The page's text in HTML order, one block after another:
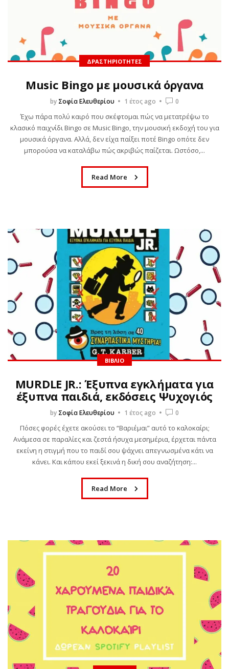
ΔΡΑΣΤΗΡΙΌΤΗΤΕΣ
Music Bingo με μουσικά όργανα
by Σοφία Ελευθερίου 1 έτος ago 0
Έχω πάρα πολύ καιρό που σκέφτομαι πώς να μετατρέψω το
κλασικό παιχνίδι Bingo σε Music Bingo, την μουσική εκδοχή του για
μουσικά όργανα. Αλλά, δεν είχα παίξει ποτέ Bingo οπότε δεν
μπορούσα να καταλάβω πώς ακριβώς παίζεται. Ωστόσο,...
Read More
ΒΙΒΛΊΟ
MURDLE JR.: Έξυπνα εγκλήματα για
έξυπνα παιδιά, εκδόσεις Ψυχογιός
by Σοφία Ελευθερίου 1 έτος ago 0
Πόσες φορές έχετε ακούσει το “Βαριέμαι” αυτό το καλοκαίρι;
Ανάμεσα σε παραλίες και ζεστά ήσυχα μεσημέρια, έρχεται πάντα
εκείνη η στιγμή που το παιδί σου ψάχνει απεγνωσμένα κάτι να
κάνει. Και κάπου εκεί ξεκινά η δική σου αναζήτηση:...
Read More